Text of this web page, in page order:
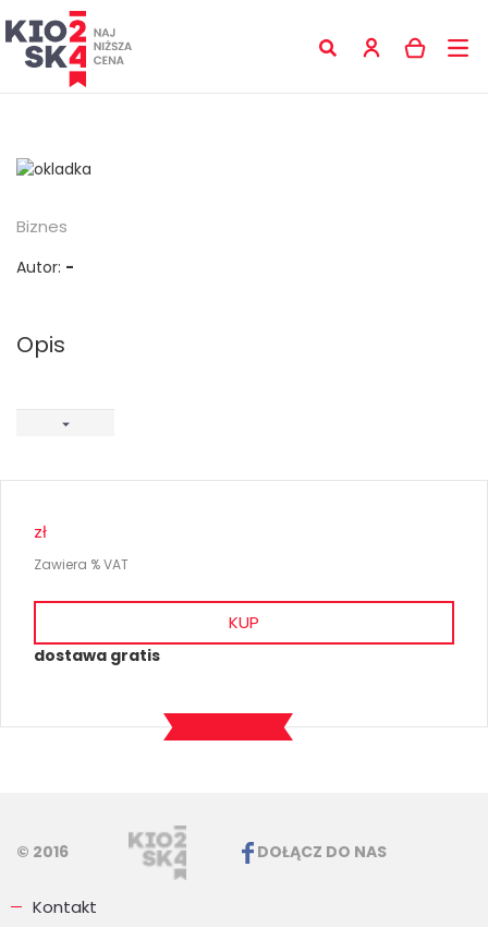
Biznes
Autor: -
Opis
zł
Zawiera % VAT
KUP
dostawa gratis
© 2016 DOŁĄCZ DO NAS
Kontakt